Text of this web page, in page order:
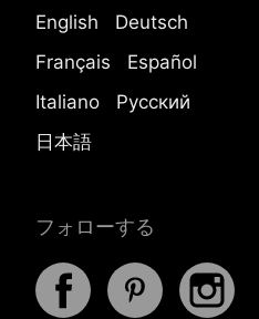
English
Deutsch
Français
Español
Italiano
Русский
日本語
フォローする